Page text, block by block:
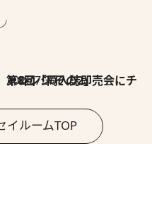
2026.7.30
第8回「同人誌即売会にチャレンジ その2」
イルームTOP